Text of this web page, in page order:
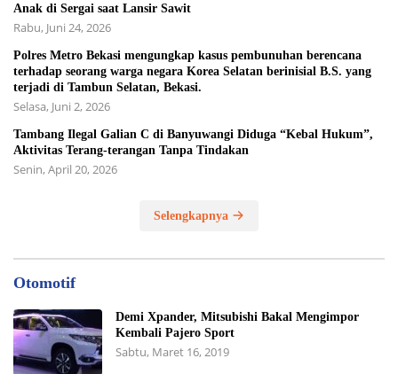
Anak di Sergai saat Lansir Sawit
Rabu, Juni 24, 2026
Polres Metro Bekasi mengungkap kasus pembunuhan berencana
terhadap seorang warga negara Korea Selatan berinisial B.S. yang
terjadi di Tambun Selatan, Bekasi.
Selasa, Juni 2, 2026
Tambang Ilegal Galian C di Banyuwangi Diduga “Kebal Hukum”,
Aktivitas Terang-terangan Tanpa Tindakan
Senin, April 20, 2026
Selengkapnya
Otomotif
Demi Xpander, Mitsubishi Bakal Mengimpor
Kembali Pajero Sport
Sabtu, Maret 16, 2019